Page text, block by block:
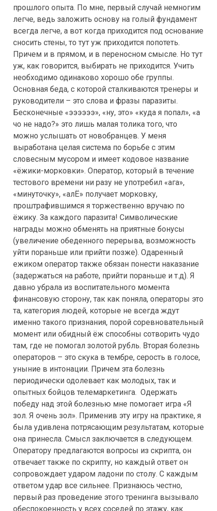
прошлого опыта. По мне, первый случай немногим
легче, ведь заложить основу на голый фундамент
всегда легче, а вот когда приходится под основание
сносить стены, то тут уж приходится попотеть.
Причем и в прямом, и в переносном смысле. Но тут
уж, как говорится, выбирать не приходится. Учить
необходимо одинаково хорошо обе группы.
Основная беда, с которой сталкиваются тренеры и
руководители – это слова и фразы паразиты.
Бесконечные «ээээээ», «ну, это» «куда я попал», «а
чо не надо?» это лишь малая толика того, что
можно услышать от новобранцев. У меня
выработана целая система по борьбе с этим
словесным мусором и имеет кодовое название
«ёжики-морковки». Оператор, который в течение
тестового времени ни разу не употребил «ага»,
«минуточку», «алЁ» получает морковку,
проштрафившимся я торжественно вручаю по
ёжику. За каждого паразита! Символические
награды можно обменять на приятные бонусы
(увеличение обеденного перерыва, возможность
уйти пораньше или прийти позже). Одаренный
ежиком оператор также обязан понести наказание
(задержаться на работе, прийти пораньше и т.д). Я
давно убрала из воспитательного момента
финансовую сторону, так как поняла, операторы это
та, категория людей, которые не всегда ждут
именно такого признания, порой соревновательный
момент или обидный ёж способны сотворить чудо
там, где не помогал золотой рубль. Вторая болезнь
операторов – это скука в тембре, серость в голосе,
уныние в интонации. Причем эта болезнь
периодически одолевает как молодых, так и
опытных бойцов телемаркетинга. Одержать
победу над этой болезнью мне помогает игра «Я
зол. Я очень зол». Применив эту игру на практике, я
была удивлена потрясающим результатам, которые
она принесла. Смысл заключается в следующем.
Оператору предлагаются вопросы из скрипта, он
отвечает также по скрипту, но каждый ответ он
сопровождает ударом ладони по столу. С каждым
ответом удар все сильнее. Признаюсь честно,
первый раз проведение этого тренинга вызывало
обеспокоенность у всех соседей по этажу, как